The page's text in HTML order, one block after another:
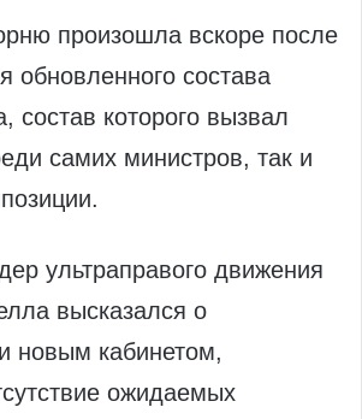
произошла вскоре после
обновленного состава
состав которого вызвал
самих министров, так и
ультраправого движения
высказался о
новым кабинетом,
ожидаемых